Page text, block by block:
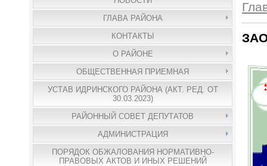
ГЛАВА РАЙОНА
КОНТАКТЫ
О РАЙОНЕ
ОБЩЕСТВЕННАЯ ПРИЕМНАЯ
УСТАВ ИДРИНСКОГО РАЙОНА (АКТ. РЕД. ОТ
30.03.2023)
РАЙОННЫЙ СОВЕТ ДЕПУТАТОВ
АДМИНИСТРАЦИЯ
ПОРЯДОК ОБЖАЛОВАНИЯ НОРМАТИВНО-
ПРАВОВЫХ АКТОВ И ИНЫХ РЕШЕНИЙ